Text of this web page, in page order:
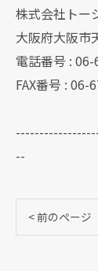
株式会社トー
大阪府大阪市
電話番号 :
FAX番号 : 06-
--
< 前のページ